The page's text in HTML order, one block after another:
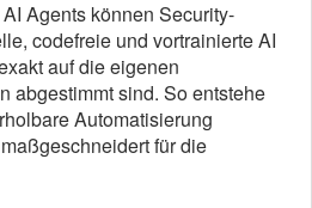
Agents können Security-
codefreie und vortrainierte AI
auf die eigenen
abgestimmt sind. So entstehe
Automatisierung
für die